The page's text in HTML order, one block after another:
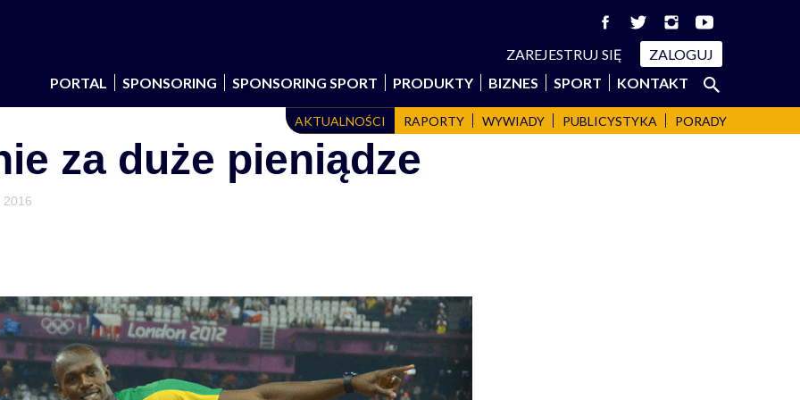
ZAREJESTRUJ SIĘ
ZALOGUJ
PORTAL
SPONSORING SPONSORING SPORT PRODUKTY BIZNES SPORT KONTAKT Szukaj:
SZUKAJ
AKTUALNOŚCI RAPORTY WYWIADY PUBLICYSTYKA PORADY
za duże pieniądze
2016